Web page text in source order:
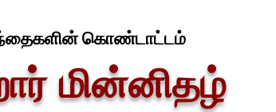
கொண்டாட்டம்
மின்னிதழ்